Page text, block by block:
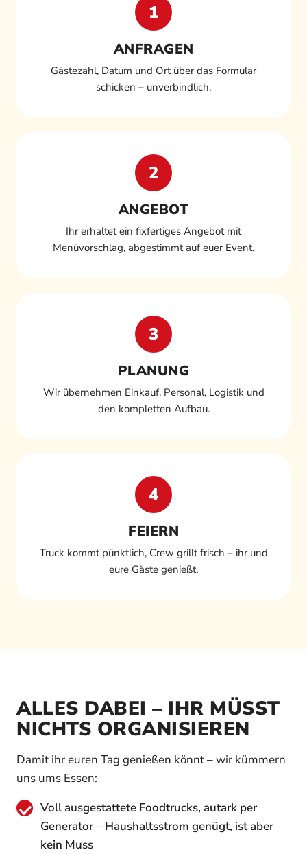
1
ANFRAGEN
Gästezahl, Datum und Ort über das Formular
schicken – unverbindlich.
2
ANGEBOT
Ihr erhaltet ein fixfertiges Angebot mit
Menüvorschlag, abgestimmt auf euer Event.
3
PLANUNG
Wir übernehmen Einkauf, Personal, Logistik und
den kompletten Aufbau.
4
FEIERN
Truck kommt pünktlich, Crew grillt frisch – ihr und
eure Gäste genießt.
ALLES DABEI – IHR MÜSST
NICHTS ORGANISIEREN
Damit ihr euren Tag genießen könnt – wir kümmern
uns ums Essen:
Voll ausgestattete Foodtrucks, autark per
Generator – Haushaltsstrom genügt, ist aber
kein Muss